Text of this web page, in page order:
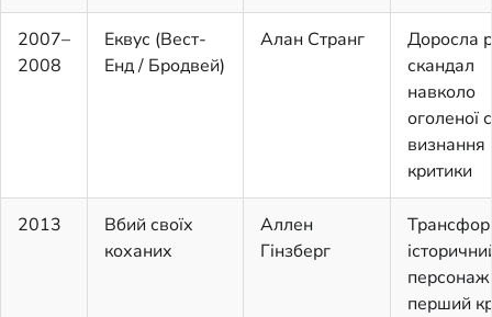
2007–
2008
Еквус (Вест-
Енд / Бродвей)
Алан Странг
Доросла
скандал
навколо
оголеної
визнання
критики
2013
Вбий своїх
коханих
Аллен
Гінзберг
перший